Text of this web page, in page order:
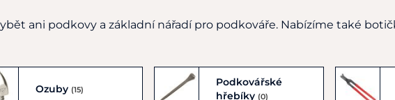
ani podkovy a základní nářadí pro podkováře. Nabízíme také
Ozuby (15)
Podkovářské
hřebíky (0)